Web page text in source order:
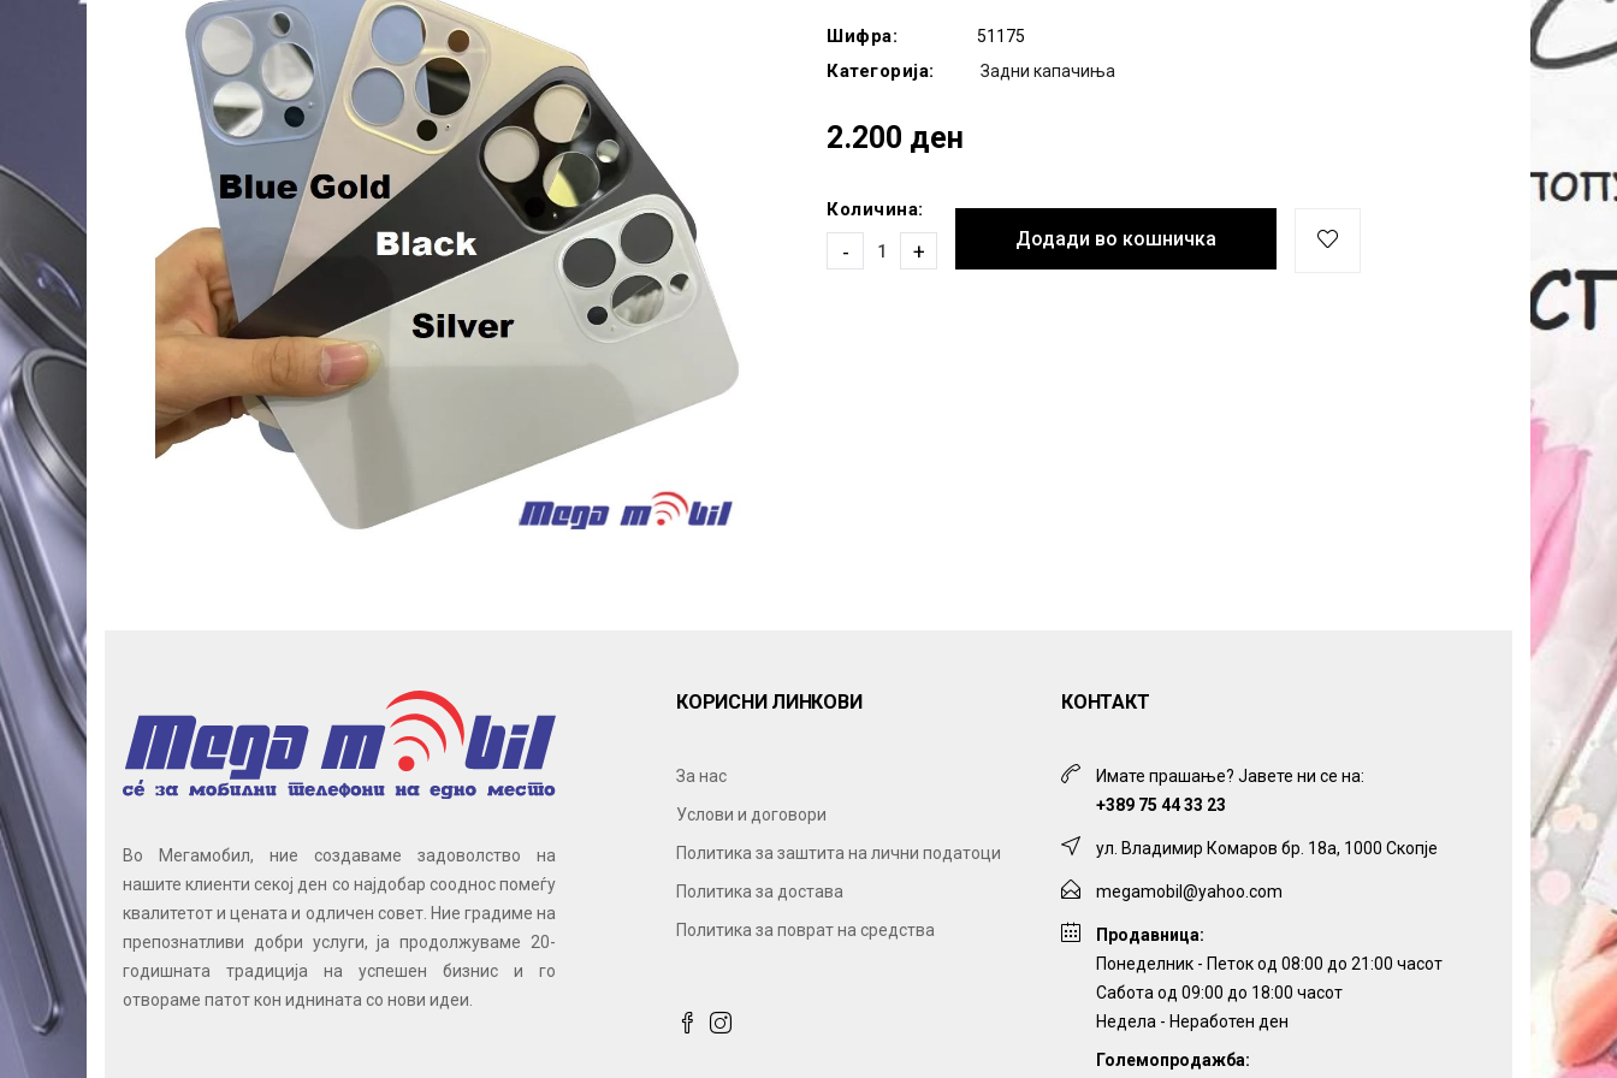
Шифра: 51175
Категорија: Задни капачиња
2.200 ден
Количина:
- +
Додади во кошничка
Во Мегамобил, ние создаваме задоволство на
нашите клиенти секој ден со најдобар сооднос помеѓу
квалитетот и цената и одличен совет. Ние градиме на
препознатливи добри услуги, ја продолжуваме 20-
годишната традиција на успешен бизнис и го
отвораме патот кон иднината со нови идеи.
КОРИСНИ ЛИНКОВИ
За нас
Услови и договори
Политика за заштита на лични податоци
Политика за достава
Политика за поврат на средства
КОНТАКТ
Имате прашање? Јавете ни се на:
+389 75 44 33 23
ул. Владимир Комаров бр. 18а, 1000 Скопје
megamobil@yahoo.com
Продавница:
Понеделник - Петок од 08:00 до 21:00 часот
Сабота од 09:00 до 18:00 часот
Недела - Неработен ден
Големопродажба: